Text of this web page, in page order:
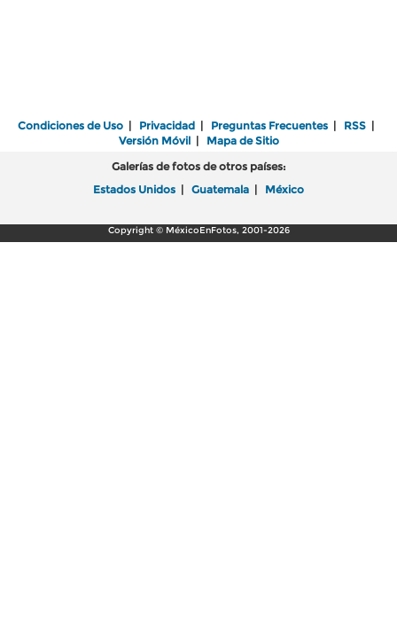
Condiciones de Uso | Privacidad | Preguntas Frecuentes | RSS |
Versión Móvil| Mapa de Sitio
Galerías de fotos de otros países:
Estados Unidos | Guatemala | México
Copyright © MéxicoEnFotos, 2001-2026